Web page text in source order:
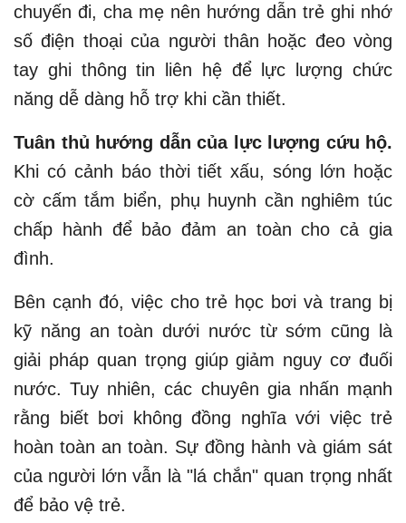
chuyến đi, cha mẹ nên hướng dẫn trẻ ghi nhớ
số điện thoại của người thân hoặc đeo vòng
tay ghi thông tin liên hệ để lực lượng chức
năng dễ dàng hỗ trợ khi cần thiết.
Tuân thủ hướng dẫn của lực lượng cứu hộ.
Khi có cảnh báo thời tiết xấu, sóng lớn hoặc
cờ cấm tắm biển, phụ huynh cần nghiêm túc
chấp hành để bảo đảm an toàn cho cả gia
đình.
Bên cạnh đó, việc cho trẻ học bơi và trang bị
kỹ năng an toàn dưới nước từ sớm cũng là
giải pháp quan trọng giúp giảm nguy cơ đuối
nước. Tuy nhiên, các chuyên gia nhấn mạnh
rằng biết bơi không đồng nghĩa với việc trẻ
hoàn toàn an toàn. Sự đồng hành và giám sát
của người lớn vẫn là "lá chắn" quan trọng nhất
để bảo vệ trẻ.